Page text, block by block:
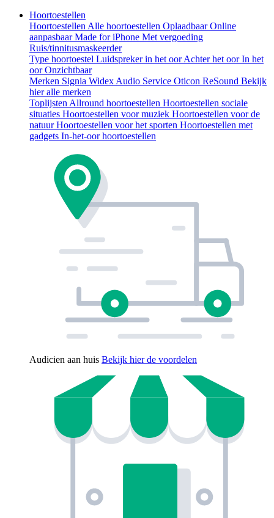
Hoortoestellen
Hoortoestellen Alle hoortoestellen OplaadbaarOnline
aanpasbaarMade for iPhone Met vergoeding
Ruis/tinnitusmaskeerder
Type hoortoestel Luidspreker in het oorAchter het oorIn het
oorOnzichtbaar
Merken Signia Widex Audio Service Oticon ReSound Bekijk
hier alle merken
Toplijsten Allround hoortoestellen Hoortoestellen sociale
situaties Hoortoestellen voor muziek Hoortoestellen voor de
natuurHoortoestellen voor het sporten Hoortoestellen met
gadgets In-het-oor hoortoestellen
Audicien aan huis Bekijk hier de voordelen